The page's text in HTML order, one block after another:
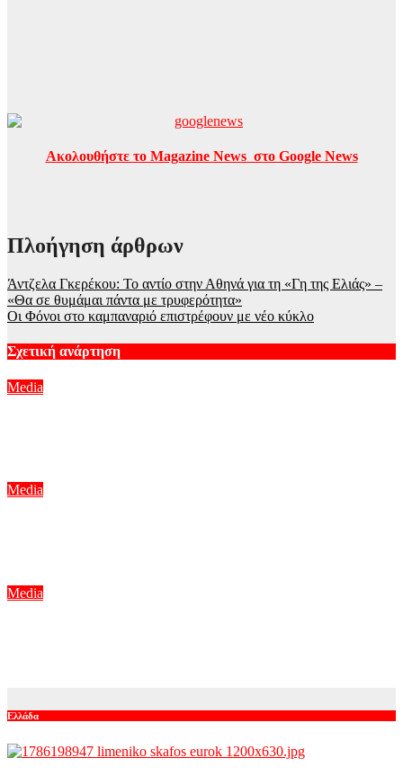
Ακολουθήστε το Magazine News στο Google News
Πλοήγηση άρθρων
Άντζελα Γκερέκου: Το αντίο στην Αθηνά για τη «Γη της Ελιάς» –
«Θα σε θυμάμαι πάντα με τρυφερότητα»
Οι Φόνοι στο καμπαναριό επιστρέφουν με νέο κύκλο
Σχετική ανάρτηση
Media
Media
Media
Ελλάδα